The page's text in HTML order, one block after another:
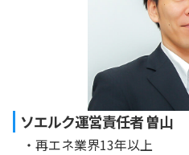
ソエルク運営責任者 曽山
・再エネ業界13年以上